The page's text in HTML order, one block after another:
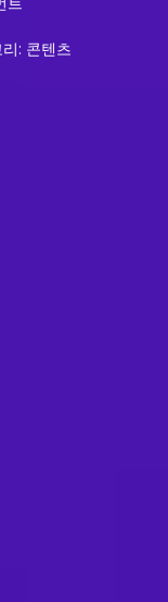
: 콘텐츠